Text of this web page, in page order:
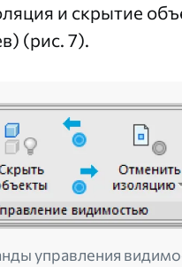
и скрытие
(рис. 7).
управления